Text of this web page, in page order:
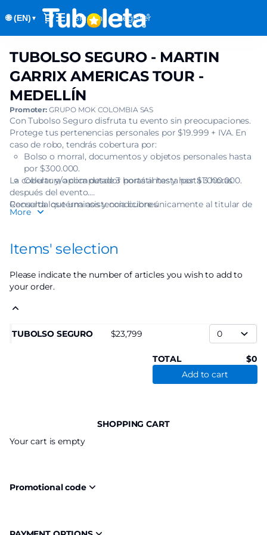
🌐 (EN) ▼ Dialog
Sign in Register
selection
MARTIN
GARRIX
AMERICAS
TOUR
MEDELLÍN]
Tuboleta.com
TUBOLSO
-
MARTIN
GARRIX
AMERICAS
TOUR
-
MEDELLÍN
TUBOLSO SEGURO - MARTIN
GARRIX AMERICAS TOUR -
MEDELLÍN
Promoter: GRUPO MOK COLOMBIA SAS
Con Tubolso Seguro disfruta tu evento sin preocupaciones.
Protege tus pertenencias personales por $19.999 + IVA. En
caso de robo, tendrás cobertura por:
Bolso o morral, documentos y objetos personales hasta
por $300.000.
Celular y/o computador portátil hasta por $1.000.000.
La cobertura aplica desde 3 horas antes y hasta 3 horas
después del evento.
Recuerda que una asistencia cubre únicamente al titular de
una (1) boleta.
Consulta los términos y condiciones
More
Items' selection
Please indicate the number of articles you wish to add to
your order.
TUBOLSO SEGURO 23,799
TOTAL
0
Add to cart
SHOPPING CART
Your cart is empty
Promotional code